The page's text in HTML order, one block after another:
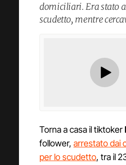
domiciliari. Era stato
scudetto, mentre
Torna a casa il tiktoker
follower, arrestato dai
per lo scudetto, tra il